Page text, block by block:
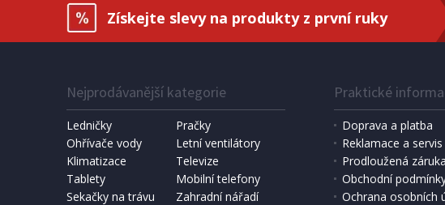
Získejte slevy na produkty z první ruky
Nejprodávanější kategorie
Ledničky
Pračky
Ohřívače vody
Letní ventilátory
Klimatizace
Televize
Tablety
Mobilní telefony
Sekačky na trávu
Zahradní nářadí
Praktické
Doprava a platba
Reklamace a servis
Prodloužená záruka
Obchodní
Ochrana osobních